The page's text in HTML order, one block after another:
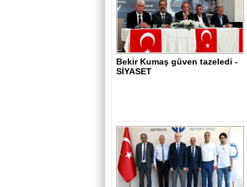
Bekir Kumaş güven tazeledi -
SİYASET